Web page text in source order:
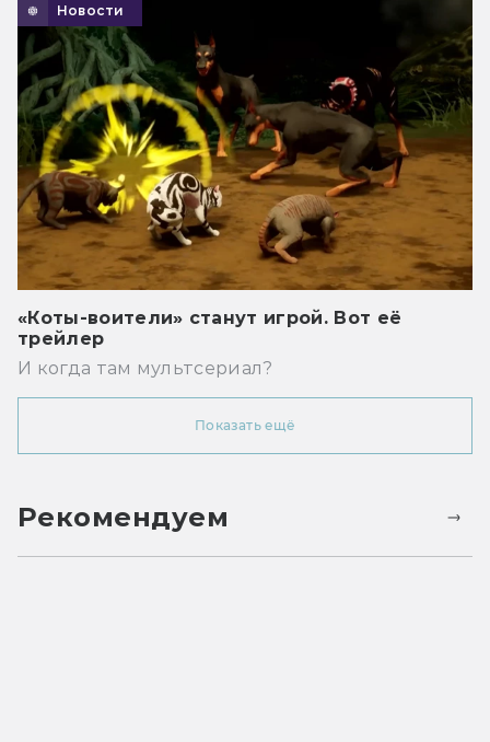
Новости
«Коты-воители» станут игрой. Вот её
трейлер
И когда там мультсериал?
Показать ещё
Рекомендуем